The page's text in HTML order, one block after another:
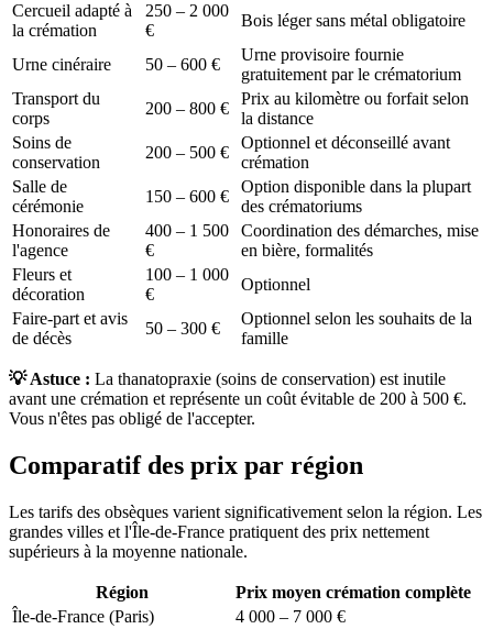
Cercueil adapté à
la crémation
250 – 2 000
€
Bois léger sans métal obligatoire
Urne cinéraire 50 – 600 €
Urne provisoire fournie
gratuitement par le crématorium
Transport du
corps
200 – 800 €
Prix au kilomètre ou forfait selon
la distance
Soins de
conservation
200 – 500 €
Optionnel et déconseillé avant
crémation
Salle de
cérémonie
150 – 600 €
Option disponible dans la plupart
des crématoriums
Honoraires de
l'agence
400 – 1 500
€
Coordination des démarches, mise
en bière, formalités
Fleurs et
décoration
100 – 1 000
€
Optionnel
Faire-part et avis
de décès
50 – 300 €
Optionnel selon les souhaits de la
famille
💡 Astuce : La thanatopraxie (soins de conservation) est inutile
avant une crémation et représente un coût évitable de 200 à 500 €.
Vous n'êtes pas obligé de l'accepter.
Comparatif des prix par région
Les tarifs des obsèques varient significativement selon la région. Les
grandes villes et l'Île-de-France pratiquent des prix nettement
supérieurs à la moyenne nationale.
Région
Prix moyen crémation complète
Île-de-France (Paris)
4 000 – 7 000 €